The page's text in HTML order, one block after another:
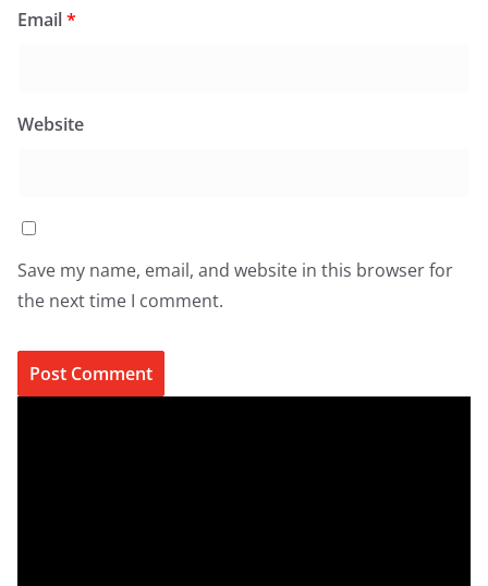
Email*
Website
Save my name, email, and website in this browser for
the next time I comment.